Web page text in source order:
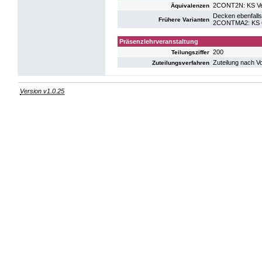
Äquivalenzen 2CONT2N: KS
Frühere Varianten
Decken
2CONTMA2: KS
Präsenzlehrveranstaltung
Teilungsziffer 200
Zuteilungsverfahren Zuteilung nach
Version v1.0.25